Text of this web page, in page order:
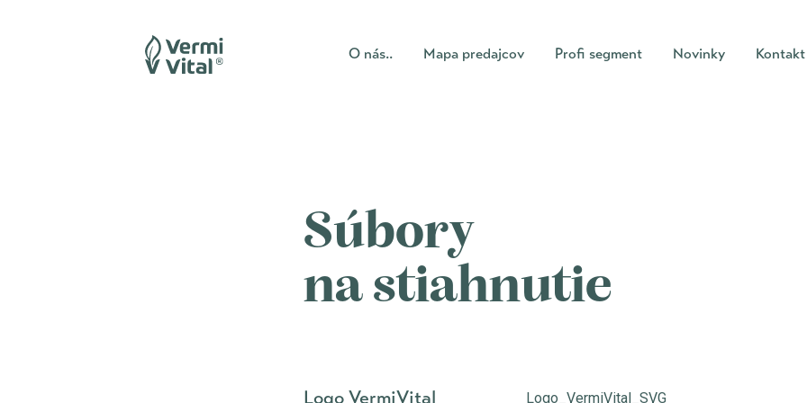
O nás.. Mapa predajcov Profi segment Novinky Kontakt
Súbory
na stiahnutie
Logo VermiVital
Logo_VermiVital_SVG